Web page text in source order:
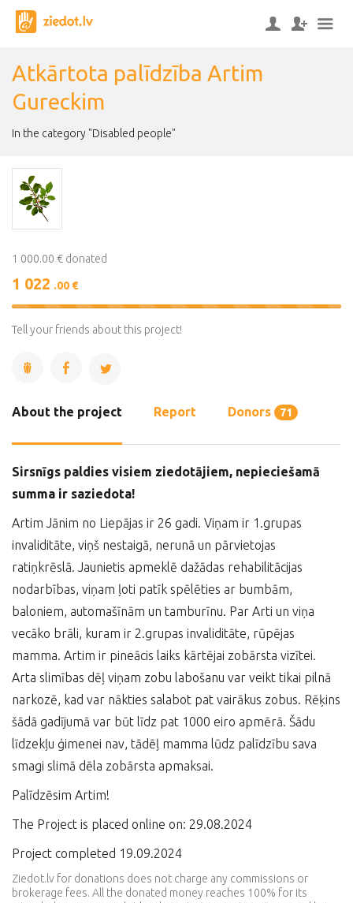
Atkārtota palīdzība Artim
Gureckim
In the category "Disabled people"
1 000.00 € donated
1 022 .00 €
102%
Complete
Tell your friends about this project!
About the project Report Donors 71
Sirsnīgs paldies visiem ziedotājiem, nepieciešamā
summa ir saziedota!
Artim Jānim no Liepājas ir 26 gadi. Viņam ir 1.grupas
invaliditāte, viņš nestaigā, nerunā un pārvietojas
ratiņkrēslā. Jaunietis apmeklē dažādas rehabilitācijas
nodarbības, viņam ļoti patīk spēlēties ar bumbām,
baloniem, automašīnām un tamburīnu. Par Arti un viņa
vecāko brāli, kuram ir 2.grupas invaliditāte, rūpējas
mamma. Artim ir pineācis laiks kārtējai zobārsta vizītei.
Arta slimības dēļ viņam zobu labošanu var veikt tikai pilnā
narkozē, kad var nākties salabot pat vairākus zobus. Rēķins
šādā gadījumā var būt līdz pat 1000 eiro apmērā. Šādu
līdzekļu ģimenei nav, tādēļ mamma lūdz palīdzību sava
smagi slimā dēla zobārsta apmaksai.
Palīdzēsim Artim!
The Project is placed online on: 29.08.2024
Project completed 19.09.2024
Ziedot.lv for donations does not charge any commissions or
brokerage fees. All the donated money reaches 100% for its